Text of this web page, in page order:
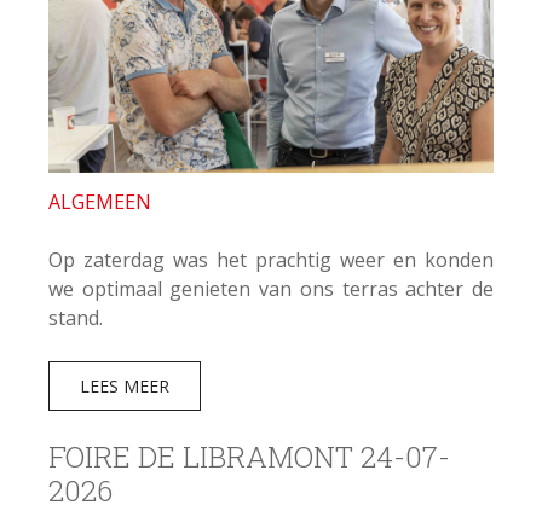
ALGEMEEN
Op zaterdag was het prachtig weer en konden
we optimaal genieten van ons terras achter de
stand.
LEES MEER
FOIRE DE LIBRAMONT 24-07-
2026